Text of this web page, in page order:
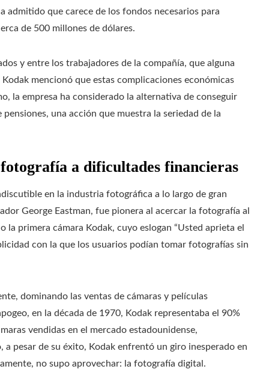
admitido que carece de los fondos necesarios para
de 500 millones de dólares.
y entre los trabajadores de la compañía, que alguna
mencionó que estas complicaciones económicas
la empresa ha considerado la alternativa de conseguir
una acción que muestra la seriedad de la
a dificultades financieras
en la industria fotográfica a lo largo de gran
George Eastman, fue pionera al acercar la fotografía al
primera cámara Kodak, cuyo eslogan “Usted aprieta el
con la que los usuarios podían tomar fotografías sin
dominando las ventas de cámaras y películas
en la década de 1970, Kodak representaba el 90%
vendidas en el mercado estadounidense,
pesar de su éxito, Kodak enfrentó un giro inesperado en
no supo aprovechar: la fotografía digital.